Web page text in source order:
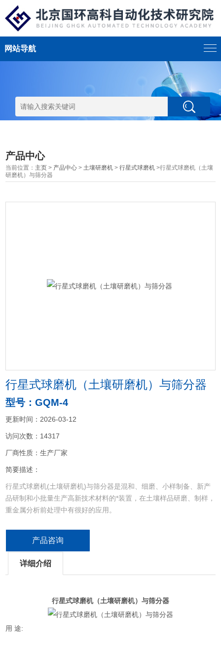
网站导航
产品中心
当前位置： 主页 > 产品中心 > 土壤研磨机 >行星式球磨机 >行星式球磨机（土壤
研磨机）与筛分器
行星式球磨机（土壤研磨机）与筛分器
型号：GQM-4
更新时间：2026-03-12
访问次数：14317
厂商性质：生产厂家
简要描述：
行星式球磨机(土壤研磨机)与筛分器是混和、细磨、小样制备、新产
品研制和小批量生产高新技术材料的*装置，在土壤样品研磨、制样，
重金属分析前处理中有很好的应用。
产品咨询
详细介绍
行星式球磨机（土壤研磨机）与筛分器
用 途: